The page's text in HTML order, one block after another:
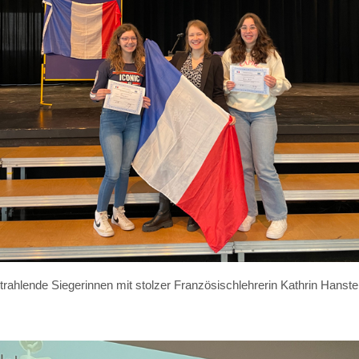
Siegerinnen mit stolzer Französischlehrerin Kathrin